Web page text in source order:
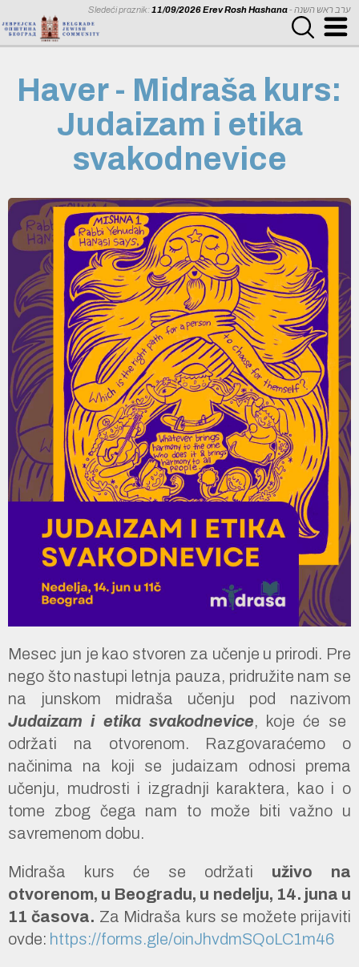
Sledeći praznik:11/09/2026 Erev Rosh Hashana - ערב ראש השנה
Haver - Midraša kurs:
Judaizam i etika
svakodnevice
Mesec jun je kao stvoren za učenje u prirodi. Pre
nego što nastupi letnja pauza, pridružite nam se
na junskom midraša učenju pod nazivom
Judaizam i etika svakodnevice, koje će se
održati na otvorenom. Razgovaraćemo o
načinima na koji se judaizam odnosi prema
učenju, mudrosti i izgradnji karaktera, kao i o
tome zbog čega nam to može biti važno u
savremenom dobu.
Midraša kurs će se održati uživo na
otvorenom, u Beogradu, u nedelju, 14. juna u
11 časova. Za Midraša kurs se možete prijaviti
ovde: https://forms.gle/oinJhvdmSQoLC1m46